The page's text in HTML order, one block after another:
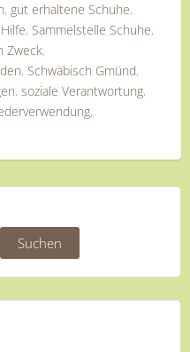
, gut erhaltene Schuhe,
, Sammelstelle Schuhe,
Zweck,
, Schwäbisch Gmünd,
, soziale Verantwortung,
,
Suchen